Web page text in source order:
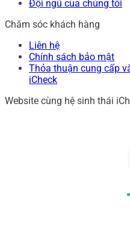
Đội ngũ của chúng tôi
Chăm sóc khách hàng
Liên hệ
Chính sách bảo mật
Thỏa thuận cung cấp
iCheck
Website cùng hệ sinh thái